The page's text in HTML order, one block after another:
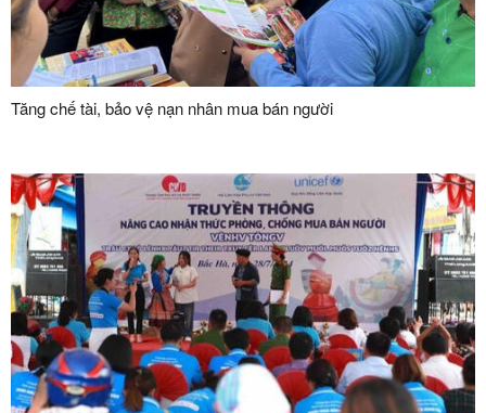
Tăng chế tài, bảo vệ nạn nhân mua bán người